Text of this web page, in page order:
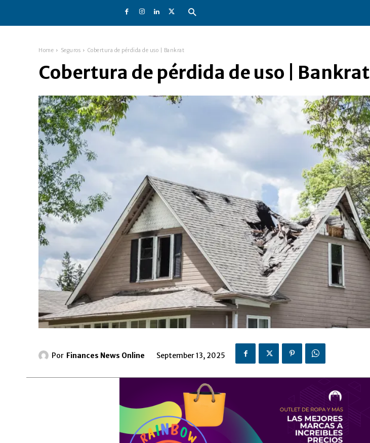
Home Seguros Cobertura de pérdida de uso | Bankrat
Cobertura de pérdida de uso | Bankrat
Por Finances News Online September 13, 2025